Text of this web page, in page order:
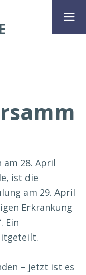
am 28. April
ist die
am 29. April
Erkrankung
Ein
– jetzt ist es